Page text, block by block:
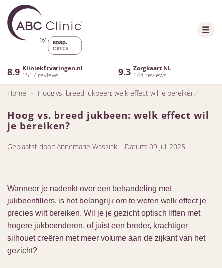
8.9 KliniekErvaringen.nl
1517 reviews
9.3 Zorgkaart NL
144 reviews
Home - Hoog vs. breed jukbeen: welk effect wil je bereiken?
Hoog vs. breed jukbeen: welk effect wil
je bereiken?
Geplaatst door: Annemarie Wassink Datum: 09 juli 2025
Wanneer je nadenkt over een behandeling met
jukbeenfillers, is het belangrijk om te weten welk effect je
precies wilt bereiken. Wil je je gezicht optisch liften met
hogere jukbeenderen, of juist een breder, krachtiger
silhouet creëren met meer volume aan de zijkant van het
gezicht?